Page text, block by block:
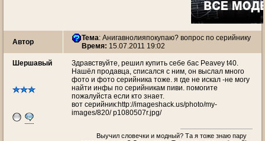
Автор Тема: Анигавнолияпокупаю? вопрос по серийнику
Время: 15.07.2011 19:02
Шершавый
Здравствуйте, решил купить себе бас Peavey t40.
Нашёл продавца, списался с ним, он выслал много
фото и фото серийника тоже. я где не искал -не могу
найти инфы по серийникам пиви. помогите
пожалуйста если кто знает.
вот серийник:http://imageshack.us/photo/my-
images/820/ p1080507r.jpg/
Выучил словечки и модный? Та я тоже знаю пару